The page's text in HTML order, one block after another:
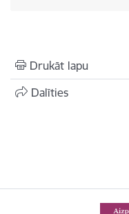
Drukāt lapu
Dalīties